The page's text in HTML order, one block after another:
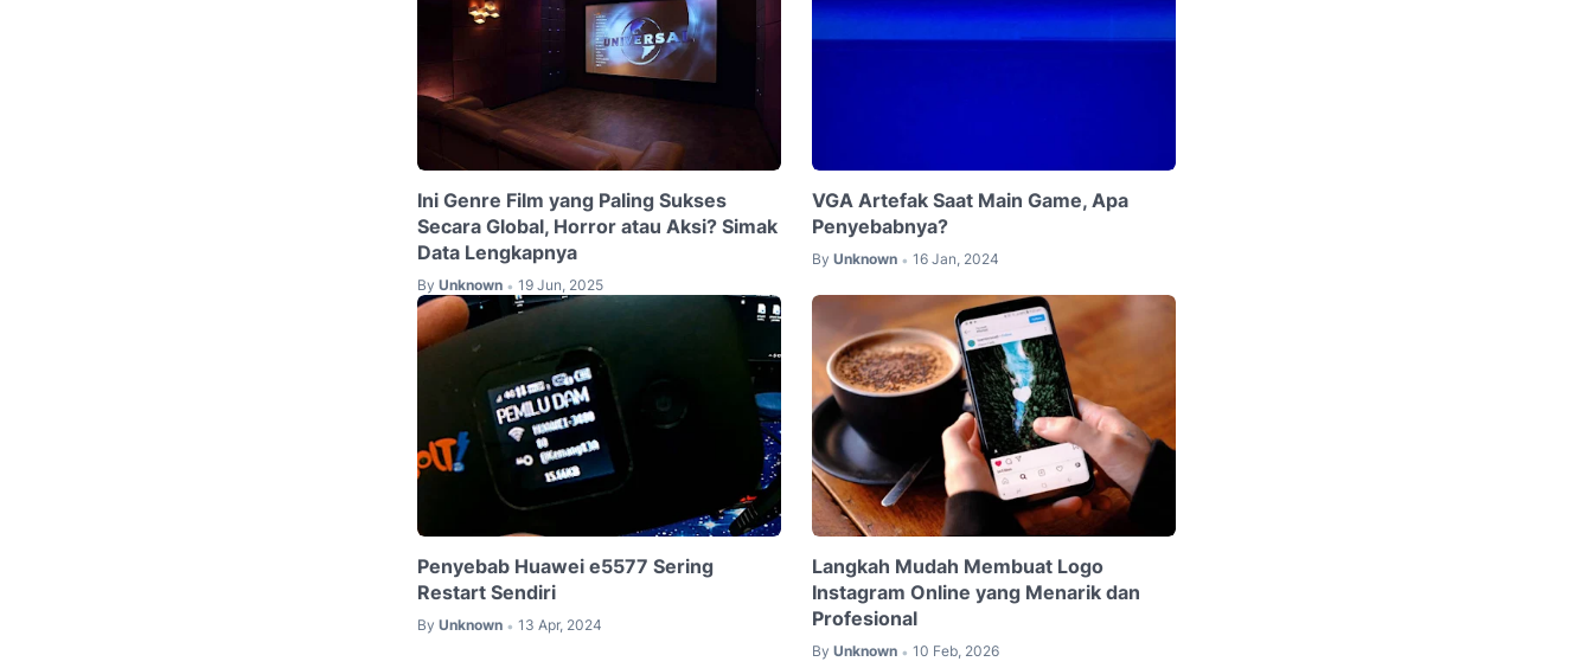
Ini Genre Film yang Paling Sukses
Secara Global, Horror atau Aksi? Simak
Data Lengkapnya
By Unknown • 19 Jun, 2025
VGA Artefak Saat Main Game, Apa
Penyebabnya?
By Unknown • 16 Jan, 2024
Penyebab Huawei e5577 Sering
Restart Sendiri
By Unknown • 13 Apr, 2024
Langkah Mudah Membuat Logo
Instagram Online yang Menarik dan
Profesional
By Unknown • 10 Feb, 2026